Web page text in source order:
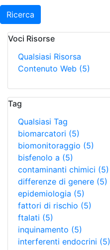
Ricerca
Voci Risorse
Qualsiasi Risorsa
Contenuto Web (5)
Tag
Qualsiasi Tag
biomarcatori (5)
biomonitoraggio (5)
bisfenolo a (5)
contaminanti chimici (5)
differenze di genere (5)
epidemiologia (5)
fattori di rischio (5)
ftalati (5)
inquinamento (5)
interferenti endocrini (5)